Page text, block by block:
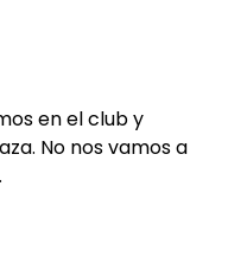
en el club y
No nos vamos a